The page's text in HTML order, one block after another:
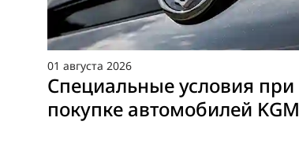
01 августа 2026
Специальные условия при
покупке автомобилей KGM